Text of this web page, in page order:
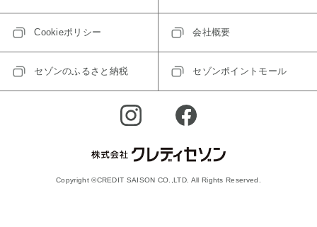
Cookieポリシー 会社概要
セゾンのふるさと納税 セゾンポイントモール
Copyright ©CREDIT SAISON CO.,LTD. All Rights Reserved.